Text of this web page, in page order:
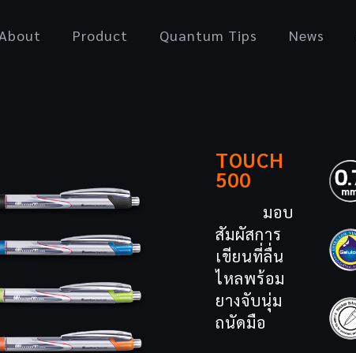
Product Quantum Tips News
TOUCH
500
มอบ
สัมผัสการ
เขียนที่ลื่น
ไหลพร้อม
ยางจับนุ่ม
ถนัดมือ